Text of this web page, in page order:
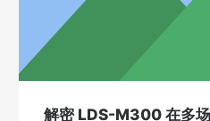
解密 LDS-M300 在多